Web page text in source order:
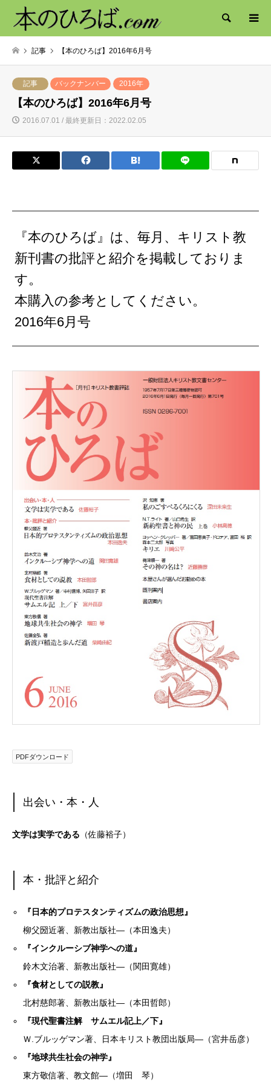
検索
記事 【本のひろば】2016年6月号
記事 バックナンバー 2016年
【本のひろば】2016年6月号
2016.07.01 / 最終更新日：2022.02.05
『本のひろば』は、毎月、キリスト教
新刊書の批評と紹介を掲載しておりま
す。
本購入の参考としてください。
2016年6月号
PDFダウンロード
出会い・本・人
文学は実学である （佐藤裕子）
本・批評と紹介
『日本的プロテスタンティズムの政治思想』
柳父圀近著、新教出版社―（本田逸夫）
『インクルーシブ神学への道』
鈴木文治著、新教出版社―（関田寛雄）
『食材としての説教』
北村慈郎著、新教出版社―（本田哲郎）
『現代聖書注解 サムエル記上／下』
Ｗ.ブルッゲマン著、日本キリスト教団出版局―（宮井岳彦）
『地球共生社会の神学』
東方敬信著、教文館―（増田 琴）